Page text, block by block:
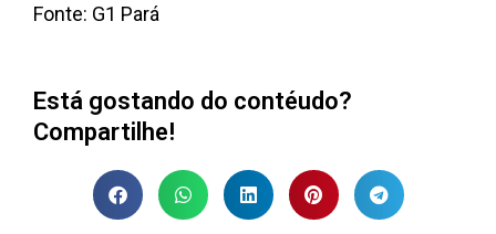
Fonte: G1 Pará
Está gostando do contéudo?
Compartilhe!